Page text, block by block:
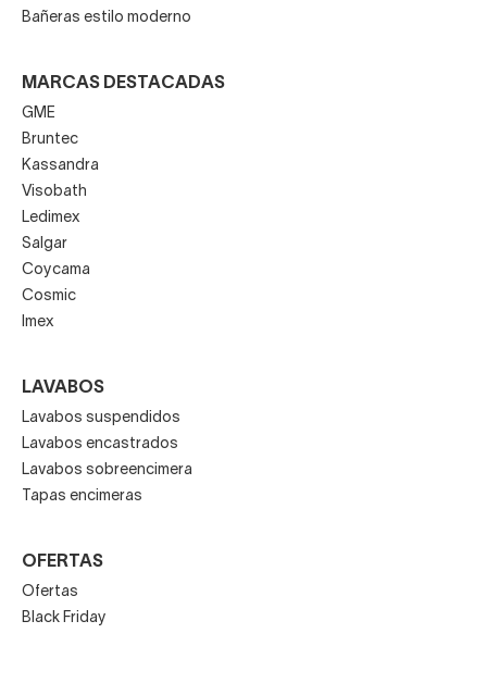
Bañeras estilo moderno
MARCAS DESTACADAS
GME
Bruntec
Kassandra
Visobath
Ledimex
Salgar
Coycama
Cosmic
Imex
LAVABOS
Lavabos suspendidos
Lavabos encastrados
Lavabos sobreencimera
Tapas encimeras
OFERTAS
Ofertas
Black Friday